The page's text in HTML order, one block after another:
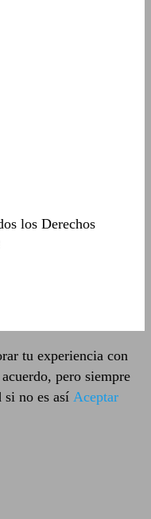
los Derechos
tu experiencia con
pero siempre
si no es así Aceptar